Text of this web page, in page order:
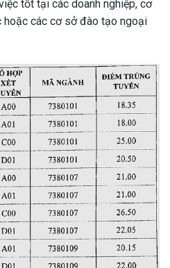
tốt tại các doanh nghiệp, cơ
hoặc các cơ sở đào tạo ngoại